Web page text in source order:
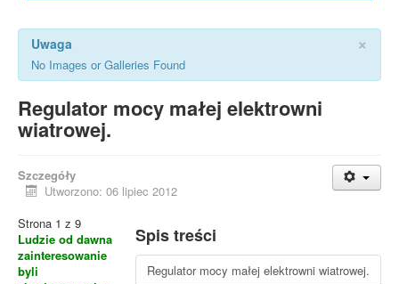
×
Uwaga
No Images or Galleries Found
Regulator mocy małej elektrowni
wiatrowej.
Szczegóły
Utworzono: 06 lipiec 2012
Spis treści
Regulator mocy małej elektrowni wiatrowej.
Strona 1 z 9
Ludzie od dawna
zainteresowanie
byli